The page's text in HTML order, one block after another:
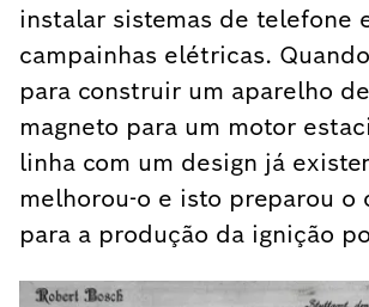
instalar sistemas de telefone
campainhas elétricas.
para construir um aparelho
magneto para um motor
linha com um design já
melhorou-o e isto preparou o
para a produção da ignição